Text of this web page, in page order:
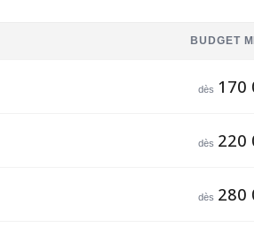
BUDGET
dès 170
dès 220
dès 280